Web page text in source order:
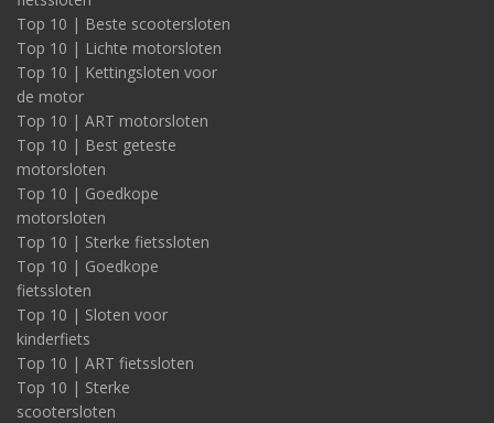
Top 10 | Beste scootersloten
Top 10 | Lichte motorsloten
Top 10 | Kettingsloten voor
de motor
Top 10 | ART motorsloten
Top 10 | Best geteste
motorsloten
Top 10 | Goedkope
motorsloten
Top 10 | Sterke fietssloten
Top 10 | Goedkope
fietssloten
Top 10 | Sloten voor
kinderfiets
Top 10 | ART fietssloten
Top 10 | Sterke
scootersloten